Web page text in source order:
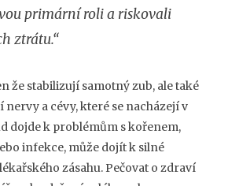
primární roli a riskovali
ztrátu.“
že stabilizují samotný zub, ale také
a cévy, které se nacházejí v
dojde k problémům s kořenem,
infekce, může dojít k silné
zásahu. Pečovat o zdraví